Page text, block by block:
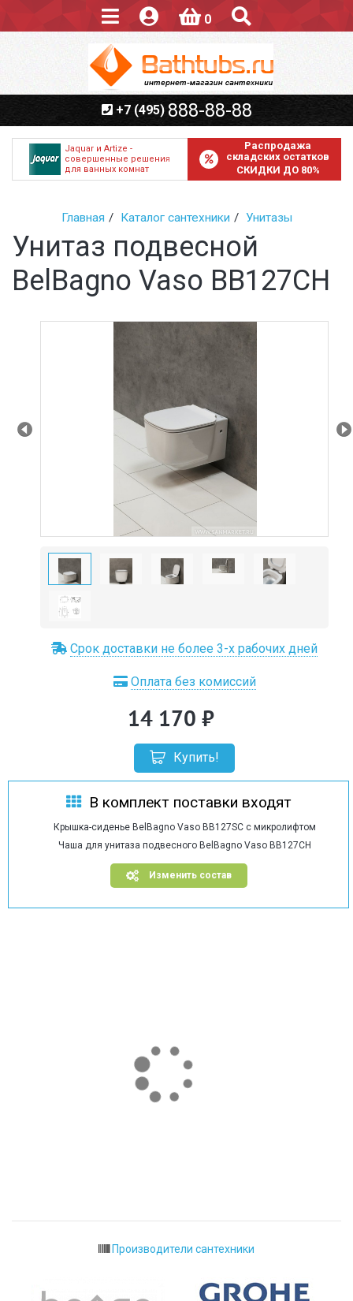
0
+7 (495) 888-88-88
Распродажа
складских остатков
СКИДКИ ДО 80%
Jaquar и Artize -
совершенные решения
для ванных комнат
Главная Каталог сантехники Унитазы
Унитаз подвесной
BelBagno Vaso BB127CH
Срок доставки не более 3-х рабочих дней
Оплата без комиссий
14 170
Купить!
В комплект поставки входят
Крышка-сиденье BelBagno Vaso BB127SC с микролифтом
Чаша для унитаза подвесного BelBagno Vaso BB127CH
Изменить состав
Производители сантехники